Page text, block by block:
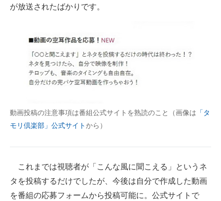
建設×テクノロジーの最前線
が放送されたばかりです。
動画投稿の注意事項は番組公式サイトを熟読のこと（画像は 「タ
モリ倶楽部」公式サイトから）
これまでは視聴者が「こんな風に聞こえる」というネ
タを投稿するだけでしたが、今後は自分で作成した動画
を番組の応募フォームから投稿可能に。公式サイトで